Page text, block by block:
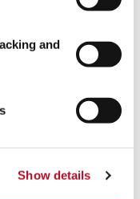
and
Show details
% %
% %